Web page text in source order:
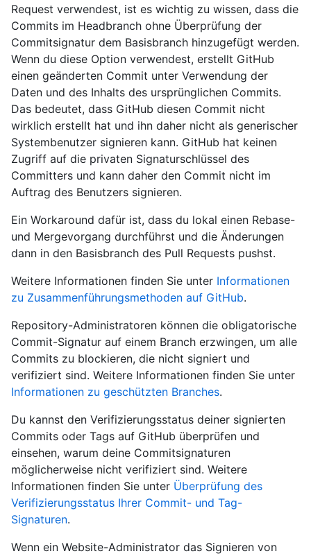
Request verwendest, ist es wichtig zu wissen, dass die
Commits im Headbranch ohne Überprüfung der
Commitsignatur dem Basisbranch hinzugefügt werden.
Wenn du diese Option verwendest, erstellt GitHub
einen geänderten Commit unter Verwendung der
Daten und des Inhalts des ursprünglichen Commits.
Das bedeutet, dass GitHub diesen Commit nicht
wirklich erstellt hat und ihn daher nicht als generischer
Systembenutzer signieren kann. GitHub hat keinen
Zugriff auf die privaten Signaturschlüssel des
Committers und kann daher den Commit nicht im
Auftrag des Benutzers signieren.
Ein Workaround dafür ist, dass du lokal einen Rebase-
und Mergevorgang durchführst und die Änderungen
dann in den Basisbranch des Pull Requests pushst.
Weitere Informationen finden Sie unter Informationen
zu Zusammenführungsmethoden auf GitHub.
Repository-Administratoren können die obligatorische
Commit-Signatur auf einem Branch erzwingen, um alle
Commits zu blockieren, die nicht signiert und
verifiziert sind. Weitere Informationen finden Sie unter
Informationen zu geschützten Branches.
Du kannst den Verifizierungsstatus deiner signierten
Commits oder Tags auf GitHub überprüfen und
einsehen, warum deine Commitsignaturen
möglicherweise nicht verifiziert sind. Weitere
Informationen finden Sie unter Überprüfung des
Verifizierungsstatus Ihrer Commit- und Tag-
Signaturen.
Wenn ein Website-Administrator das Signieren von